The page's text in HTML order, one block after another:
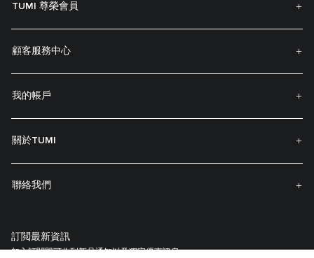
TUMI 尊榮會員
顧客服務中心
我的帳戶
關於TUMI
聯絡我們
訂閲最新資訊
加入訂閱即可收到新品通知以及獨家優惠訊息。